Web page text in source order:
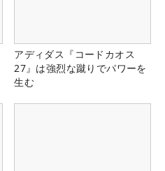
アディダス『コードカオス
27』は強烈な蹴りでパワーを
生む